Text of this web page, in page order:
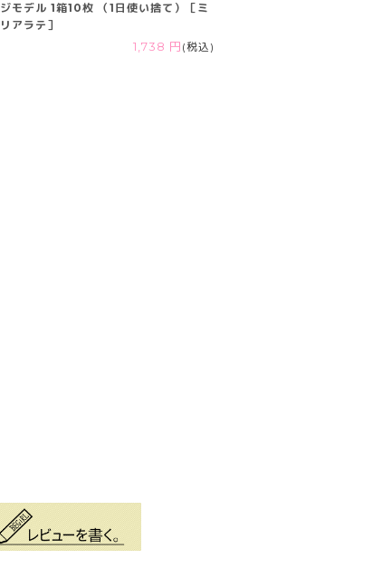
ジモデル 1箱10枚 （1日使い捨て）［ミ
リアラテ］
1,738 円 (税込)